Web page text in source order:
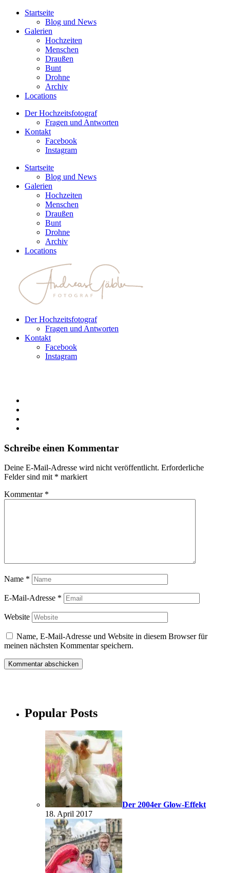
Startseite
Blog und News
Galerien
Hochzeiten
Menschen
Draußen
Bunt
Drohne
Archiv
Locations
Der Hochzeitsfotograf
Fragen und Antworten
Kontakt
Facebook
Instagram
Startseite
Blog und News
Galerien
Hochzeiten
Menschen
Draußen
Bunt
Drohne
Archiv
Locations
Der Hochzeitsfotograf
Fragen und Antworten
Kontakt
Facebook
Instagram
Schreibe einen Kommentar
Deine E-Mail-Adresse wird nicht veröffentlicht. Erforderliche
Felder sind mit * markiert
Kommentar *
Name *
E-Mail-Adresse *
Website
Name, E-Mail-Adresse und Website in diesem Browser für
meinen nächsten Kommentar speichern.
Popular Posts
Der 2004er Glow-Effekt
18. April 2017